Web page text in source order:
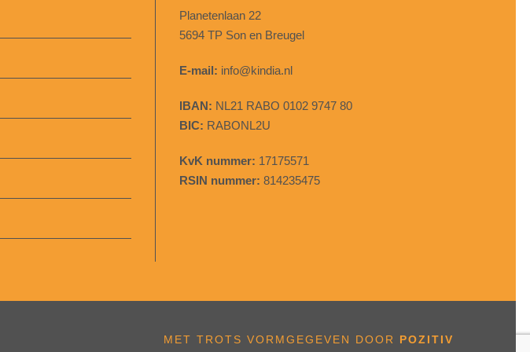
Planetenlaan 22
5694 TP Son en Breugel
E-mail: info@kindia.nl
IBAN: NL21 RABO 0102 9747 80
BIC: RABONL2U
KvK nummer: 17175571
RSIN nummer: 814235475
MET TROTS VORMGEGEVEN DOOR POZITIV